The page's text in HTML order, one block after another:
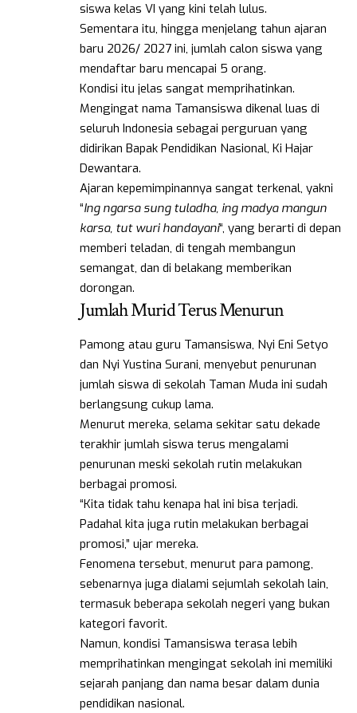
siswa kelas VI yang kini telah lulus.
Sementara itu, hingga menjelang tahun ajaran
baru 2026/ 2027 ini, jumlah calon siswa yang
mendaftar baru mencapai 5 orang.
Kondisi itu jelas sangat memprihatinkan.
Mengingat nama Tamansiswa dikenal luas di
seluruh Indonesia sebagai perguruan yang
didirikan Bapak Pendidikan Nasional, Ki Hajar
Dewantara.
Ajaran kepemimpinannya sangat terkenal, yakni
“Ing ngarsa sung tuladha, ing madya mangun
karsa, tut wuri handayani“, yang berarti di depan
memberi teladan, di tengah membangun
semangat, dan di belakang memberikan
dorongan.
Jumlah Murid Terus Menurun
Pamong atau guru Tamansiswa, Nyi Eni Setyo
dan Nyi Yustina Surani, menyebut penurunan
jumlah siswa di sekolah Taman Muda ini sudah
berlangsung cukup lama.
Menurut mereka, selama sekitar satu dekade
terakhir jumlah siswa terus mengalami
penurunan meski sekolah rutin melakukan
berbagai promosi.
“Kita tidak tahu kenapa hal ini bisa terjadi.
Padahal kita juga rutin melakukan berbagai
promosi,” ujar mereka.
Fenomena tersebut, menurut para pamong,
sebenarnya juga dialami sejumlah sekolah lain,
termasuk beberapa sekolah negeri yang bukan
kategori favorit.
Namun, kondisi Tamansiswa terasa lebih
memprihatinkan mengingat sekolah ini memiliki
sejarah panjang dan nama besar dalam dunia
pendidikan nasional.